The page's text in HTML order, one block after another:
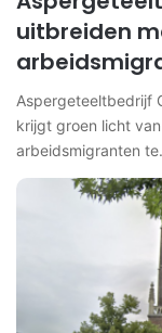
uitbreiden
Aspergeteeltbedrijf
krijgt groen licht
arbeidsmigranten